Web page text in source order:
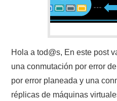
Hola a tod@s, En este post
una conmutación por error
por error planeada y una
réplicas de máquinas